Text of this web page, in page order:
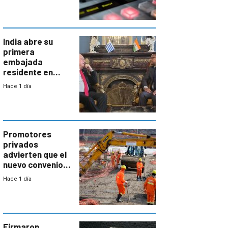
India abre su
primera
embajada
residente en
Uruguay y crecen
enorme
potencial
Hace 1 día
Promotores
privados
advierten que el
nuevo convenio
de la
a revisar
proyectos
Hace 1 día